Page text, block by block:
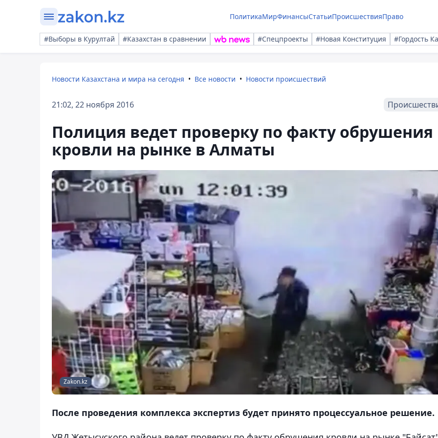
ПолитикаМирФинансыСтатьиПроисшествияПраво
#Выборы в Курултай #Казахстан в сравнении #Спецпроекты #Новая Конституция #Гордость
Новости Казахстана и мира на сегодня Все новости Новости происшествий
21:02, 22 ноября 2016
Полиция ведет проверку по факту обрушения
кровли на рынке в Алматы
Zakon.kz
После проведения комплекса экспертиз будет принято процессуальное решение.